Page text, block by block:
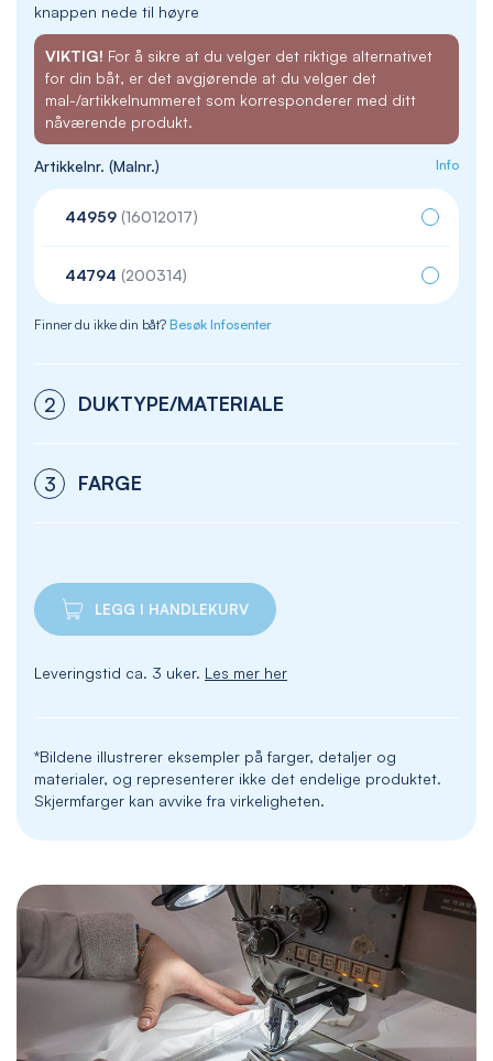
knappen nede til høyre
VIKTIG! For å sikre at du velger det riktige alternativet
for din båt, er det avgjørende at du velger det
mal-/artikkelnummeret som korresponderer med ditt
nåværende produkt.
Artikkelnr. (Malnr.) Info
Finner du ikke din båt? Besøk Infosenter
44959 (16012017)
44794 (200314)
2 DUKTYPE/MATERIALE
3 FARGE
LEGG I HANDLEKURV
Leveringstid ca. 3 uker. Les mer her
*Bildene illustrerer eksempler på farger, detaljer og
materialer, og representerer ikke det endelige produktet.
Skjermfarger kan avvike fra virkeligheten.